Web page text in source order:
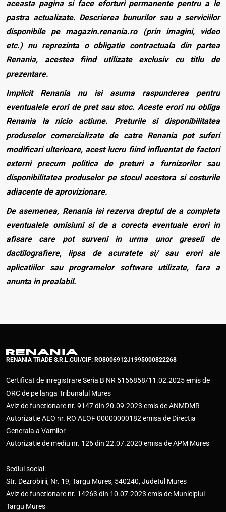
aceasta pagina si face eforturi permanente pentru a le
pastra actualizate. Descrierea bunurilor sau a serviciilor
disponibile pe magazin.renania.ro (prin imagini, video
etc.) nu reprezinta o obligatie contractuala din partea
Renania, acestea fiind utilizate exclusiv cu titlu de
prezentare.
Implicit Renania nu isi asuma raspunderea pentru
eventualele erori de pret sau stoc. Aceste erori nu obliga
Renania la nicio actiune. Preturile si disponibilitatea
produselor comercializate de catre Renania pot suferi
modificari ulterioare, acest lucru fiind influentat de factori
externi precum politica de preturi a furnizorilor sau
disponibilitatea produselor pe stocul acestora si costurile
adiacente de aprovizionare.
De asemenea, Renania isi rezerva dreptul de a completa
eventualele omisiuni si de a corecta eventuale erori in
afisare care pot surveni in urma unor greseli de
dactilografiere, lipsa de acuratete si/ sau erori ale
aplicatiilor sau programelor software utilizate, fara a
anunta in prealabil.
RENANIA TRADE S.R.L.CUI/CIF: RO8006912J1995000822268
Certificat de inregistrare Seria B NR 5156858/11.02.2025 emis de
ORC de pe langa Tribunalul Mures
Aviz de functionare nr. 9147 din 20.09.2023 emis de ANMDMR
Autorizatie AEO nr. RO AEOF 00000000182 emisa de Directia
Generala a Vamilor
Autorizatie de mediu nr. 126 din 22.07.2020 emisa de APM Mures
Sediul social:
Str. Dezrobirii, Nr. 19, Targu Mures, 540240, Judetul Mures
Aviz de functionare nr. 14263 din 10.07.2023 emis de Municipiul
Targu Mures